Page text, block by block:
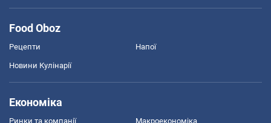
Food Oboz
Рецепти Напої
Новини Кулінарії
Економіка
Ринки та компанії Макроекономіка